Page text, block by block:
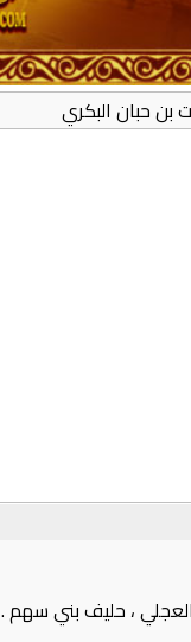
بن حبان البكري
، حليف بني سهم‏ .‏